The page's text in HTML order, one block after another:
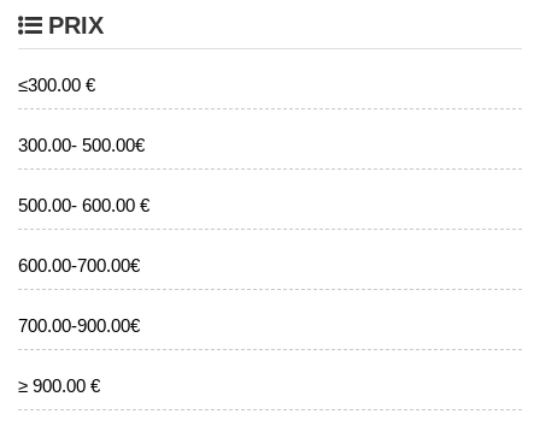
PRIX
≤300.00 €
300.00- 500.00€
500.00- 600.00 €
600.00-700.00€
700.00-900.00€
≥ 900.00 €